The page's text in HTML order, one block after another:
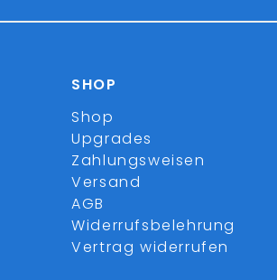
SHOP
Shop
Upgrades
Zahlungsweisen
Versand
AGB
Widerrufsbelehrung
Vertrag widerrufen